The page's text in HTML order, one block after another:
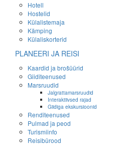
Hotell
Hostelid
Külalistemaja
Kämping
Külaliskorterid
PLANEERI JA REISI
Kaardid ja brošüürid
Giiditeenused
Marsruudid
Jalgrattamarsruudid
Interaktiivsed rajad
Giidiga ekskursioonid
Renditeenused
Pulmad ja peod
Turismiinfo
Reisibürood